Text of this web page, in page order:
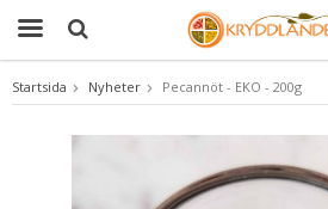
Produkten har blivit tillagd i
Startsida Nyheter Pecannöt - EKO - 200g